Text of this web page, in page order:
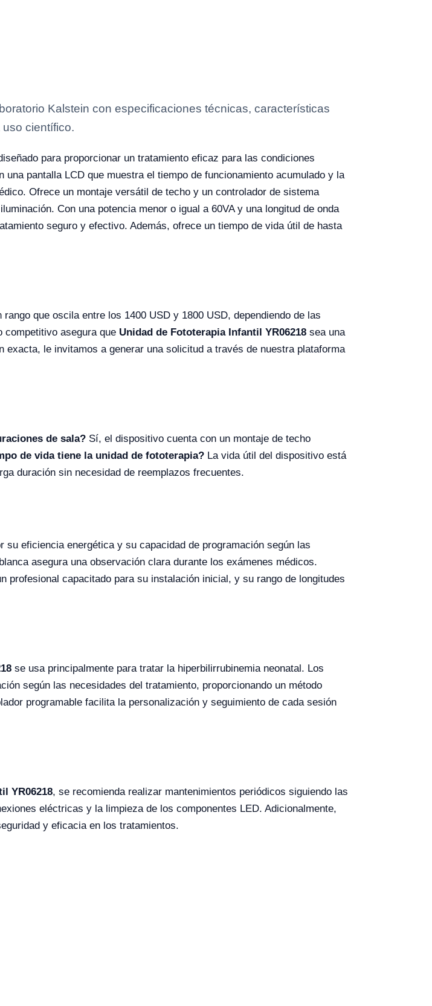
Kalstein con especificaciones técnicas, características
científico.
para proporcionar un tratamiento eficaz para las condiciones
pantalla LCD que muestra el tiempo de funcionamiento acumulado y la
Ofrece un montaje versátil de techo y un controlador de sistema
Con una potencia menor o igual a 60VA y una longitud de onda
seguro y efectivo. Además, ofrece un tiempo de vida útil de hasta
que oscila entre los 1400 USD y 1800 USD, dependiendo de las
asegura que Unidad de Fototerapia Infantil YR06218 sea una
le invitamos a generar una solicitud a través de nuestra plataforma
de sala? Sí, el dispositivo cuenta con un montaje de techo
de vida tiene la unidad de fototerapia? La vida útil del dispositivo está
duración sin necesidad de reemplazos frecuentes.
su eficiencia energética y su capacidad de programación según las
asegura una observación clara durante los exámenes médicos.
profesional capacitado para su instalación inicial, y su rango de longitudes
se usa principalmente para tratar la hiperbilirrubinemia neonatal. Los
según las necesidades del tratamiento, proporcionando un método
programable facilita la personalización y seguimiento de cada sesión
YR06218, se recomienda realizar mantenimientos periódicos siguiendo las
eléctricas y la limpieza de los componentes LED. Adicionalmente,
y eficacia en los tratamientos.